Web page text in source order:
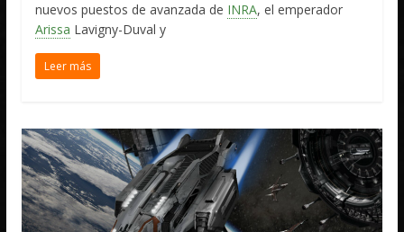
nuevos puestos de avanzada de INRA, el emperador
Arissa Lavigny-Duval y
Leer más